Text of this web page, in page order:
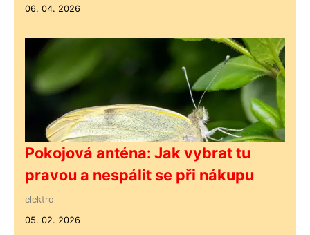
06. 04. 2026
Pokojová anténa: Jak vybrat tu
pravou a nespálit se při nákupu
elektro
05. 02. 2026